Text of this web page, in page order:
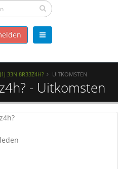
33N 8R33Z4H? UITKOMSTEN
- Uitkomsten